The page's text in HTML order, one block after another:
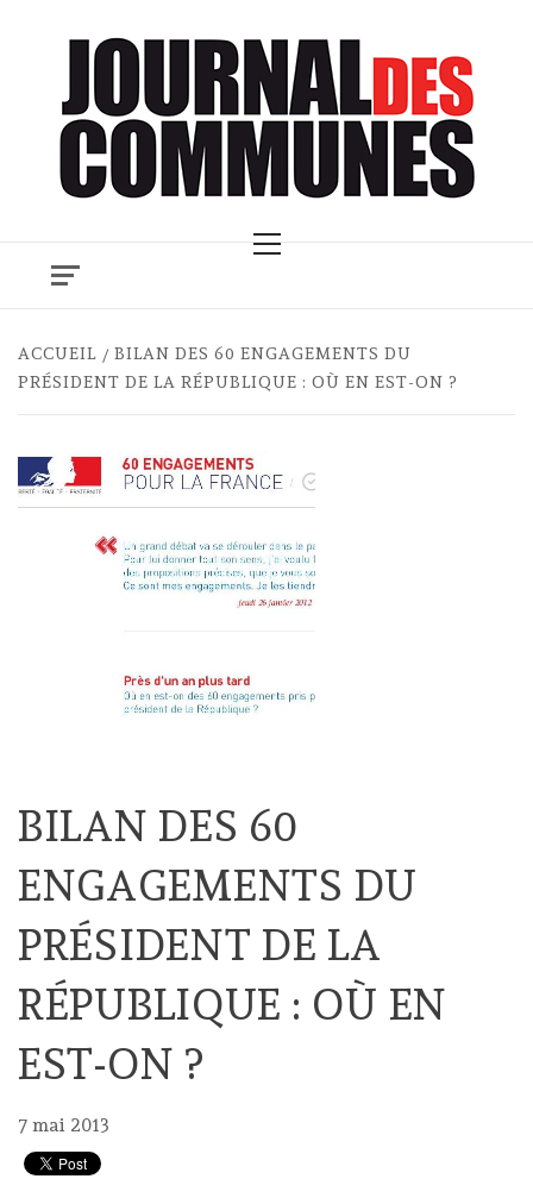
Menu
ACCUEIL
BILAN DES 60 ENGAGEMENTS DU
PRÉSIDENT DE LA RÉPUBLIQUE : OÙ EN EST-ON ?
BILAN DES 60
ENGAGEMENTS DU
PRÉSIDENT DE LA
RÉPUBLIQUE : OÙ EN
EST-ON ?
7 mai 2013